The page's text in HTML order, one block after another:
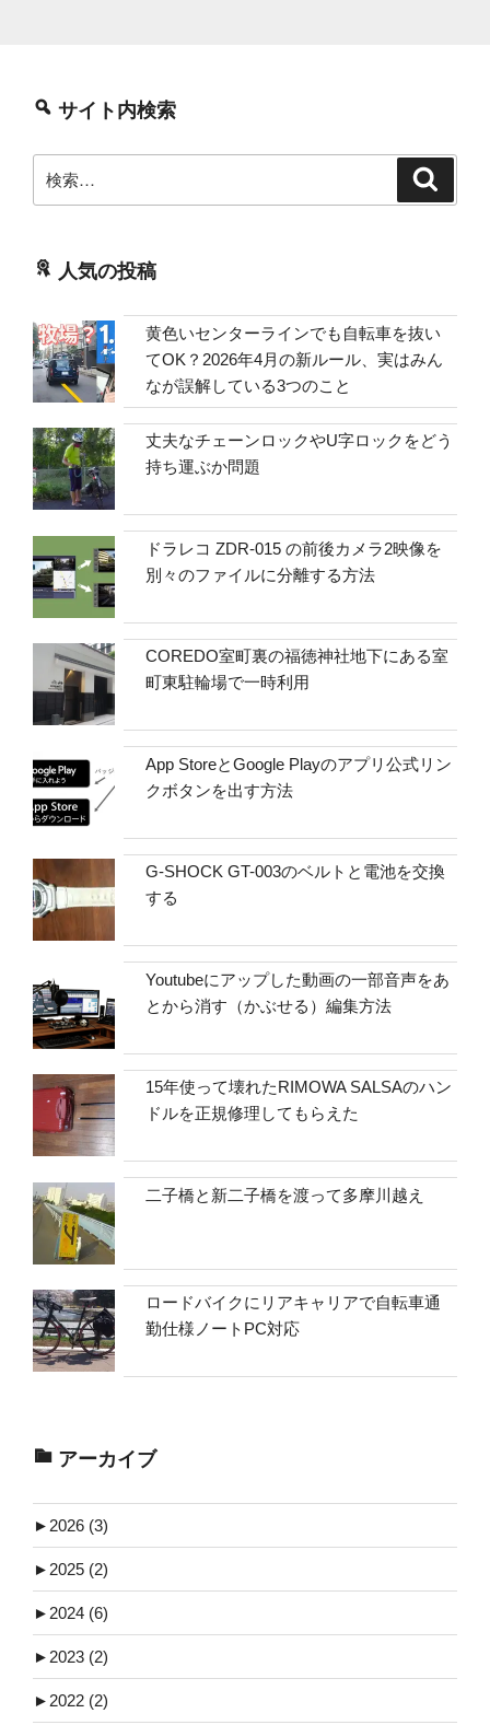
サイト内検索
索:
人気の投稿
黄色いセンターラインでも自転車を抜い
てOK？2026年4月の新ルール、実はみん
なが誤解している3つのこと
丈夫なチェーンロックやU字ロックをどう
持ち運ぶか問題
ドラレコ ZDR-015 の前後カメラ2映像を
別々のファイルに分離する方法
COREDO室町裏の福徳神社地下にある室
町東駐輪場で一時利用
App StoreとGoogle Playのアプリ公式リン
クボタンを出す方法
G-SHOCK GT-003のベルトと電池を交換
する
Youtubeにアップした動画の一部音声をあ
とから消す（かぶせる）編集方法
15年使って壊れたRIMOWA SALSAのハン
ドルを正規修理してもらえた
二子橋と新二子橋を渡って多摩川越え
ロードバイクにリアキャリアで自転車通
勤仕様ノートPC対応
アーカイブ
► 2026 (3)
► 2025 (2)
► 2024 (6)
► 2023 (2)
► 2022 (2)